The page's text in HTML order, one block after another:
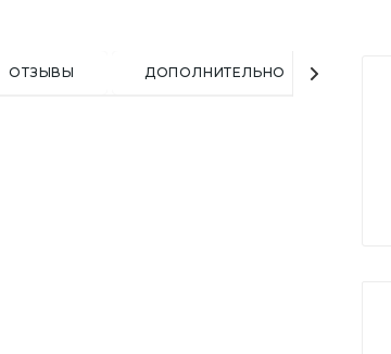
ОТЗЫВЫ ДОПОЛНИТЕЛЬНО